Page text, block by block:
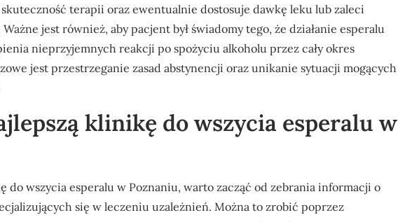
terapii oraz ewentualnie dostosuje dawkę leku lub zaleci
jest również, aby pacjent był świadomy tego, że działanie esperalu
nieprzyjemnych reakcji po spożyciu alkoholu przez cały okres
jest przestrzeganie zasad abstynencji oraz unikanie sytuacji mogących
klinikę do wszycia esperalu w
do wszycia esperalu w Poznaniu, warto zacząć od zebrania informacji o
się w leczeniu uzależnień. Można to zrobić poprzez